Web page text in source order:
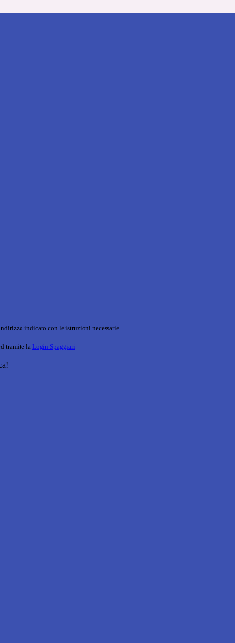
indicato con le istruzioni necessarie.
tramite la Login Spaggiari